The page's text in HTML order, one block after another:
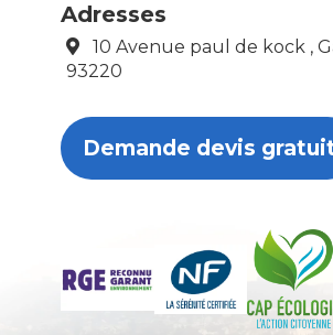
Adresses
10 Avenue paul de kock ,
93220
Demande devis